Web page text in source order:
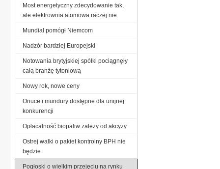
Most energetyczny zdecydowanie tak,
ale elektrownia atomowa raczej nie
Mundial pomógł Niemcom
Nadzór bardziej Europejski
Notowania brytyjskiej spółki pociągnęły
całą branżę tytoniową
Nowy rok, nowe ceny
Onuce i mundury dostępne dla unijnej
konkurencji
Opłacalność biopaliw zależy od akcyzy
Ostrej walki o pakiet kontrolny BPH nie
będzie
Pogłoski o wielkim przejęciu na rynku